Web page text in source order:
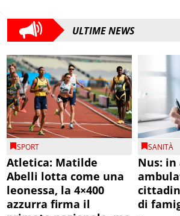
ULTIME NEWS
SPORT
Atletica: Matilde
Abelli lotta come una
leonessa, la 4×400
azzurra firma il
SANITÀ
Nus:
di